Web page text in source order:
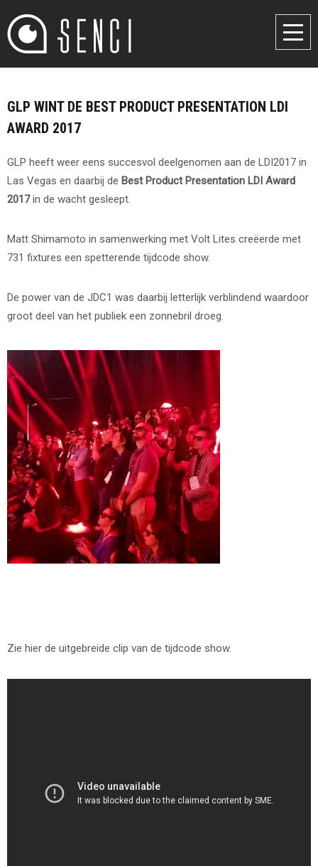
GLP WINT DE BEST PRODUCT PRESENTATION LDI
AWARD 2017
GLP heeft weer eens succesvol deelgenomen aan de LDI2017 in
Las Vegas en daarbij de Best Product Presentation LDI Award
2017in de wacht gesleept.
Matt Shimamoto in samenwerking met Volt Lites creëerde met
731 fixtures een spetterende tijdcode show.
De power van de JDC1 was daarbij letterlijk verblindend waardoor
groot deel van het publiek een zonnebril droeg.
Zie hier de uitgebreide clip van de tijdcode show.